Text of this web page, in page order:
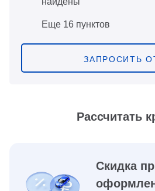
Еще 16 пунктов
ЗАПРОСИТЬ
Рассчитать
Скидка